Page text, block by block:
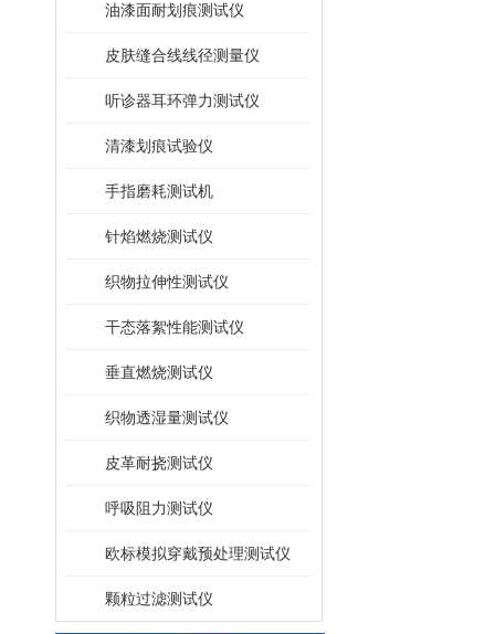
油漆面耐划痕测试仪
皮肤缝合线线径测量仪
听诊器耳环弹力测试仪
清漆划痕试验仪
手指磨耗测试机
针焰燃烧测试仪
织物拉伸性测试仪
干态落絮性能测试仪
垂直燃烧测试仪
织物透湿量测试仪
皮革耐挠测试仪
呼吸阻力测试仪
欧标模拟穿戴预处理测试仪
颗粒过滤测试仪